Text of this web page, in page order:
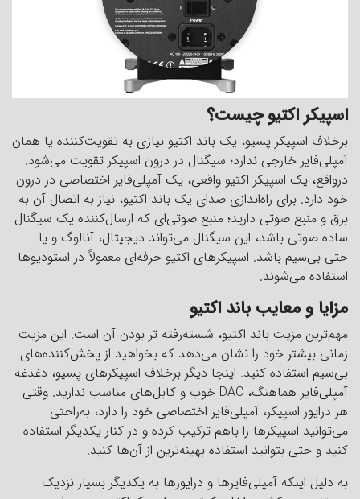
اسپیکر اکتیو چیست؟
برخلاف اسپیکر پسیو، یک باند اکتیو نیازی به تقویت‌کننده یا همان
آمپلی‌فایر خارجی ندارد؛ سیگنال در درون اسپیکر تقویت می‌شود.
درواقع، یک اسپیکر اکتیو واقعی، یک آمپلی‌فایر اختصاصی در درون
خود دارد. برای راه‌اندازی صدای یک باند اکتیو، نیاز به اتصال آن به
برق و منبع صوتی دارید؛ منبع صوتی‌ای که ارسال‌کننده یک سیگنال
ساده صوتی باشد، این سیگنال می‌تواند دیجیتال، آنالوگ و یا
حتی بی‌سیم باشد. اسپیکرهای اکتیو حرفه‌ای معمولاً در استودیوها
استفاده می‌شوند.
مزایا و معایب باند اکتیو
مهم‌ترین مزیت باند اکتیو، شسته‌رفته تر بودن آن است. این مزیت
زمانی بیشتر خود را نشان می‌دهد که بخواهید از پخش‌کننده‌های
بی‌سیم استفاده کنید. اینجا دیگر برخلاف اسپیکرهای پسیو، دغدغه
آمپلی‌فایر هماهنگ، DAC خوب و کابل‌های مناسب ندارید. وقتی
هر درایور اسپیکر، آمپلی‌فایر اختصاصی خود را دارد، به‌راحتی
می‌توانید اسپیکرها را باهم ترکیب کرده و در کنار یکدیگر استفاده
کنید و حتی بتوانید استفاده بهینه‌ترین از آن‌ها کنید.
به دلیل اینکه آمپلی‌فایرها و درایورها به یکدیگر بسیار نزدیک